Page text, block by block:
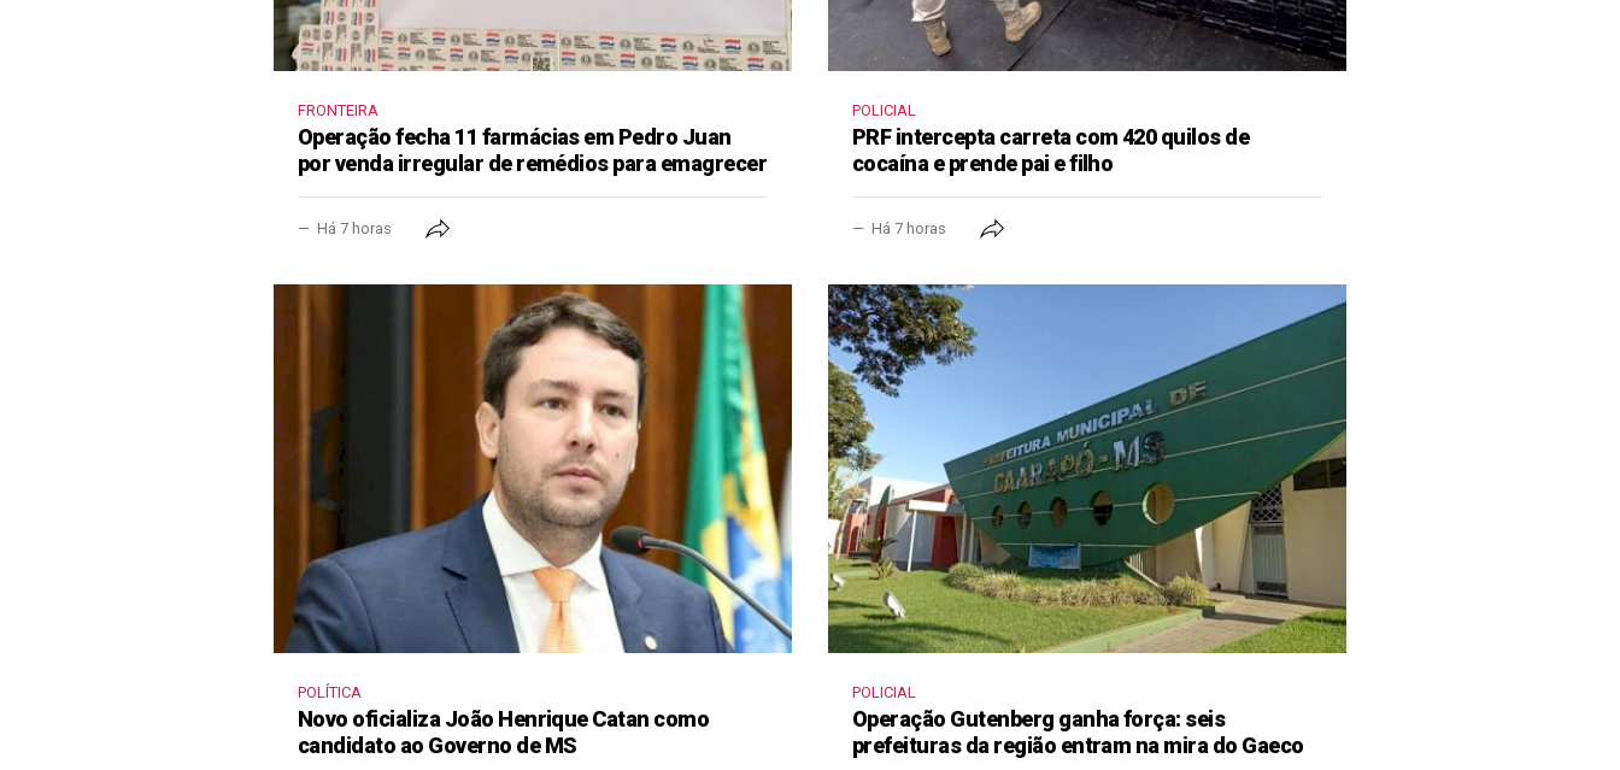
FRONTEIRA
Operação fecha 11 farmácias em Pedro Juan
por venda irregular de remédios para emagrecer
Há 7 horas
POLICIAL
PRF intercepta carreta com 420 quilos de
cocaína e prende pai e filho
Há 7 horas
POLÍTICA
Novo oficializa João Henrique Catan como
candidato ao Governo de MS
POLICIAL
Operação Gutenberg ganha força: seis
prefeituras da região entram na mira do Gaeco